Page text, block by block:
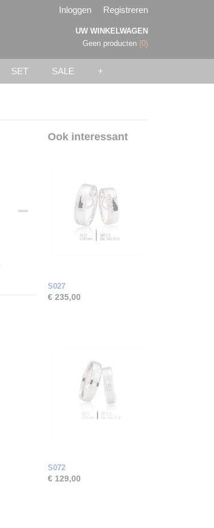
Inloggen Registreren
UW WINKELWAGEN
Geen producten (0)
SET SALE +
Ook interessant
S027
€ 235,00
S072
€ 129,00